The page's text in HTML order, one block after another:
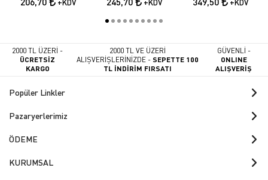
+KDV +KDV +KDV
2000 TL ÜZERİ -
ÜCRETSİZ
KARGO
2000 TL VE ÜZERİ
ALIŞVERİŞLERİNİZDE -SEPETTE 100
TL İNDİRİM FIRSATI
GÜVENLİ -
ONLINE
ALIŞVERİŞ
Popüler Linkler
Pazaryerlerimiz
ÖDEME
KURUMSAL